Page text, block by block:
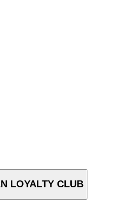
LOYALTY CLUB